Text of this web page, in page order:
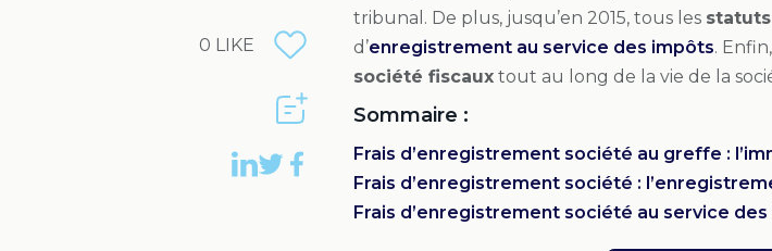
0 LIKE
tribunal. De plus, jusqu’en 2015, tous les statuts
d’enregistrement au service des impôts.
société fiscaux tout au long de la vie de la
Sommaire :
Frais d’enregistrement société au greffe :
Frais d’enregistrement société :
Frais d’enregistrement société au service